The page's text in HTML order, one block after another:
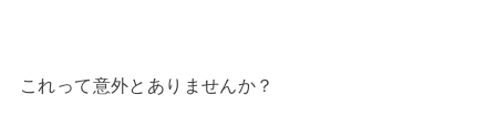
これって意外とありませんか？